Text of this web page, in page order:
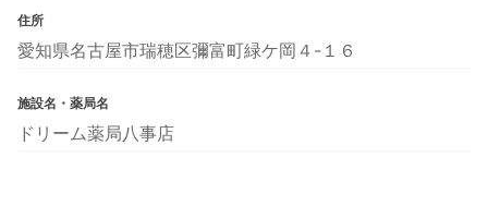
住所
愛知県名古屋市瑞穂区彌富町緑ケ岡４-１６
施設名・薬局名
ドリーム薬局八事店